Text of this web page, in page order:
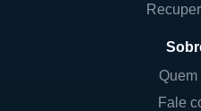
Quem
Fale